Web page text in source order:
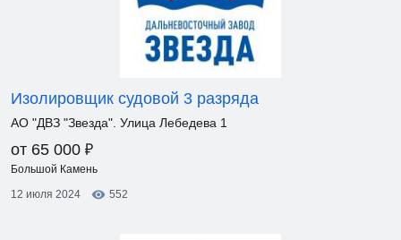
Изолировщик судовой 3 разряда
АО "ДВЗ "Звезда". Улица Лебедева 1
от 65 000 ₽
Большой Камень
12 июля 2024
552